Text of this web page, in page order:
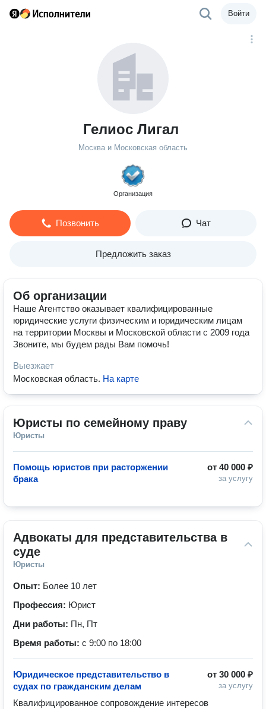
Войти
Гелиос Лигал
Москва и Московская область
Организация
Позвонить Чат
Предложить заказ
Об организации
Наше Агентство оказывает квалифицированные
юридические услуги физическим и юридическим лицам
на территории Москвы и Московской области с 2009 года
Звоните, мы будем рады Вам помочь!
Выезжает
Московская область. На карте
Юристы по семейному праву
Юристы
от 40 000 ₽
за услугу
Помощь юристов при расторжении
брака
Адвокаты для представительства в
суде
Юристы
Опыт: Более 10 лет
Профессия: Юрист
Дни работы: Пн, Пт
Время работы: с 9:00 по 18:00
от 30 000 ₽
за услугу
Юридическое представительство в
судах по гражданским делам
Квалифицированное сопровождение интересов